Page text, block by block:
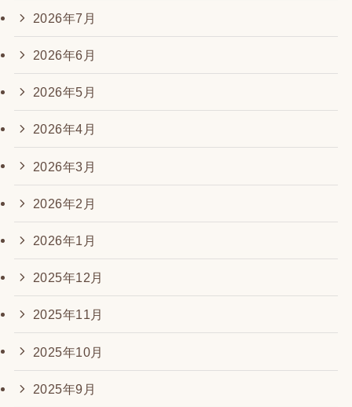
2026年7月
2026年6月
2026年5月
2026年4月
2026年3月
2026年2月
2026年1月
2025年12月
2025年11月
2025年10月
2025年9月